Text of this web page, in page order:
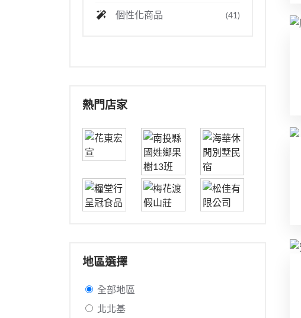
個性化商品 (41)
熱門店家
地區選擇
全部地區
北北基